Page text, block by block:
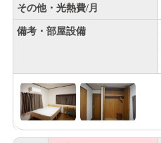
その他・光熱費/月
備考・部屋設備